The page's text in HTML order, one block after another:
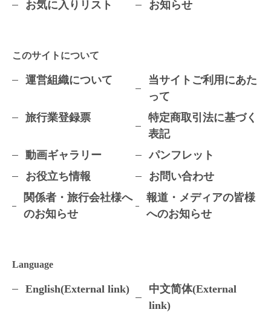
お気に入りリスト
お知らせ
このサイトについて
運営組織について
当サイトご利用にあた
って
旅行業登録票
特定商取引法に基づく
表記
動画ギャラリー
パンフレット
お役立ち情報
お問い合わせ
関係者・旅行会社様へ
のお知らせ
報道・メディアの皆様
へのお知らせ
Language
English(External link)
中文简体(External
link)